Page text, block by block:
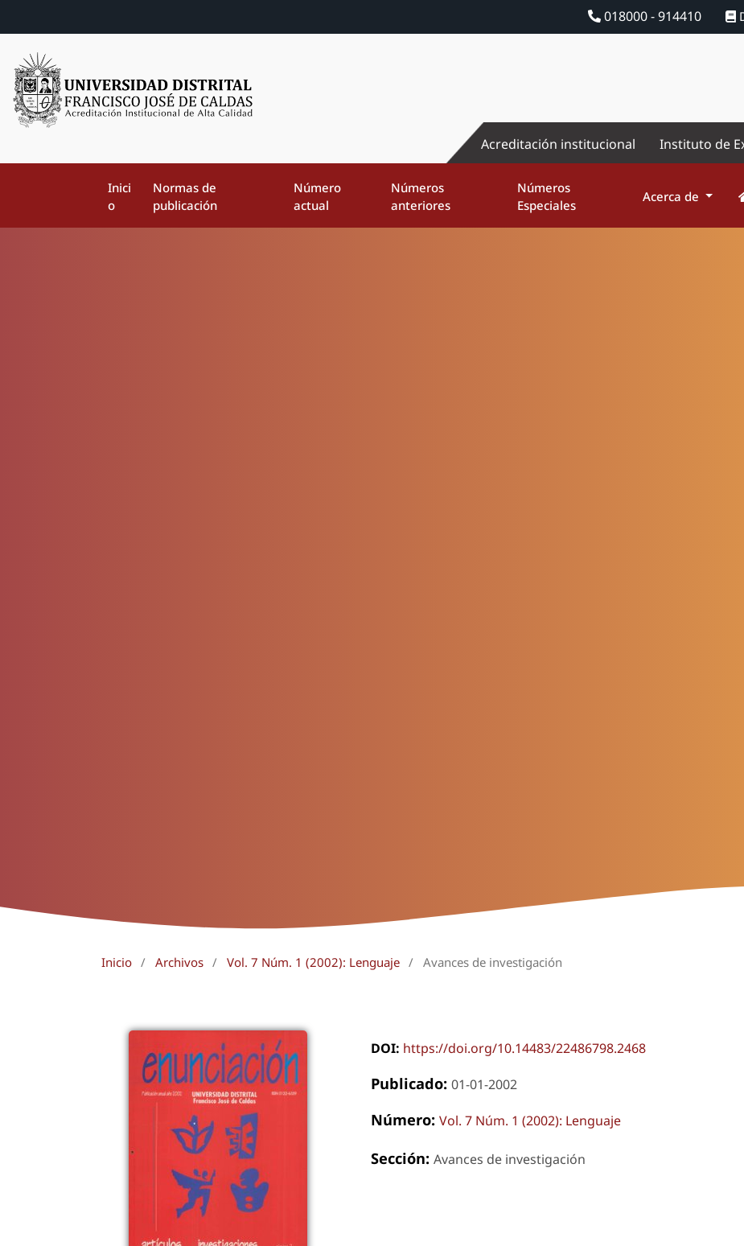
018000 - 914410
Acreditación institucional Instituto de
Inici
o
Normas de
publicación
Número
actual
Números
anteriores
Números
Especiales
Acerca de
Inicio / Archivos / Vol. 7 Núm. 1 (2002): Lenguaje / Avances de investigación
DOI: https://doi.org/10.14483/22486798.2468
Publicado: 01-01-2002
Número: Vol. 7 Núm. 1 (2002): Lenguaje
Sección: Avances de investigación